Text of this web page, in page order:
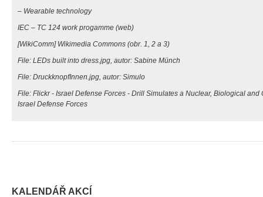
– Wearable technology
IEC – TC 124 work progamme (web)
[WikiComm] Wikimedia Commons (obr. 1, 2 a 3)
File: LEDs built into dress.jpg, autor: Sabine Münch
File: DruckknopfInnen.jpg, autor: Simulo
File: Flickr - Israel Defense Forces - Drill Simulates a Nuclear, Biological and
Israel Defense Forces
KALENDÁŘ AKCÍ